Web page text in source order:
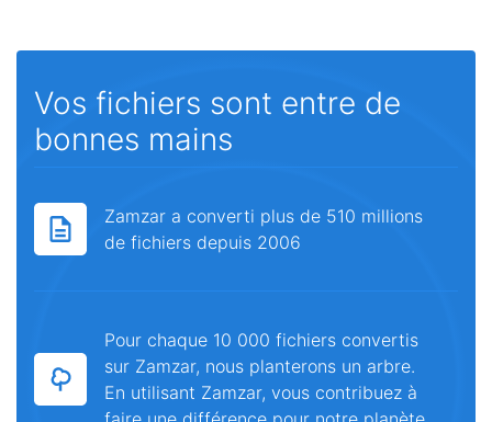
Vos fichiers sont entre de
bonnes mains
Zamzar a converti plus de 510 millions
de fichiers depuis 2006
Pour chaque 10 000 fichiers convertis
sur Zamzar, nous planterons un arbre.
En utilisant Zamzar, vous contribuez à